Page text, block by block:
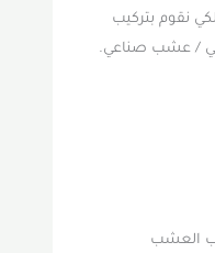
0508003581 لكي نقوم بتركيب
/ عشب صناعي.
العشب